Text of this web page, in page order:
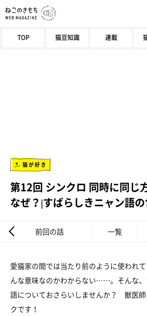
TOP 猫豆知識 連載
猫が好き
第12回 シンクロ 同時に同じ
なぜ？|すばらしきニャン語
前回の話 一覧
愛猫家の間では当たり前のように使われ
んな意味なのかわからない……。そんな、
語についておさらいしませんか？ 獣医師
クです！